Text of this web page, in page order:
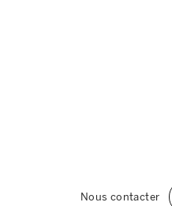
Nous contacter